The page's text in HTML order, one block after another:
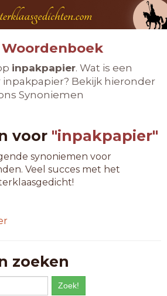
inpakpapier. Wat is een
Bekijk hieronder
Synoniemen
voor "inpakpapier"
synoniemen voor
Veel succes met het
zoeken